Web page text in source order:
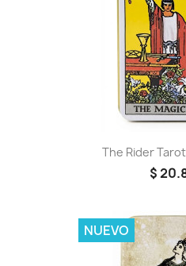
The Rider
$
NUEVO